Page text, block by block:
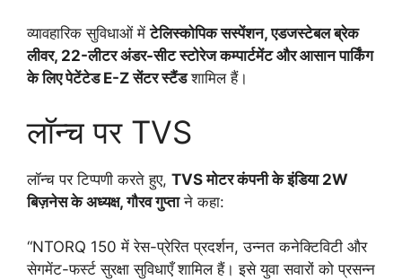
व्यावहारिक सुविधाओं मेंटेलिस्कोपिक सस्पेंशन, एडजस्टेबल ब्रेक
लीवर, 22-लीटर अंडर-सीट स्टोरेज कम्पार्टमेंट और आसान पार्किंग
के लिए पेटेंटेड E-Z सेंटर स्टैंडशामिल हैं।
लॉन्च पर TVS
लॉन्च पर टिप्पणी करते हुए, TVS मोटर कंपनी के इंडिया 2W
बिज़नेस के अध्यक्ष, गौरव गुप्ताने कहा:
“NTORQ 150 में रेस-प्रेरित प्रदर्शन, उन्नत कनेक्टिविटी और
सेगमेंट-फर्स्ट सुरक्षा सुविधाएँ शामिल हैं। इसे युवा सवारों को प्रसन्न